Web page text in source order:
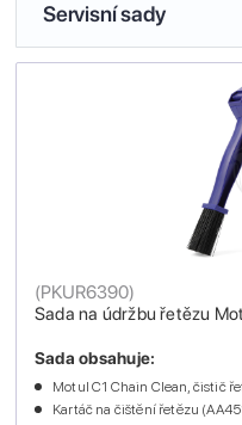
Servisní sady
Sada na údržbu řetězu
(PKUR6390)
Sada obsahuje:
Motul C1 Chain Clean, čistič
Kartáč na čištění řetězu